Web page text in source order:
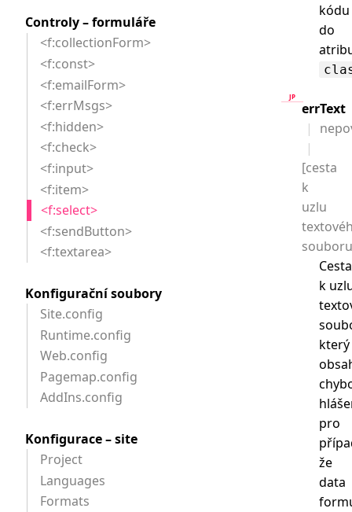
kódu
do
errText
[cesta
k
uzlu
Cesta
k
který
pro
že
data
Controly – formuláře
<f:collectionForm>
<f:const>
<f:emailForm>
<f:errMsgs>
<f:hidden>
<f:check>
<f:input>
<f:item>
<f:select>
<f:sendButton>
<f:textarea>
Konfigurační soubory
Site.config
Runtime.config
Web.config
Pagemap.config
AddIns.config
Konfigurace – site
Project
Languages
Formats